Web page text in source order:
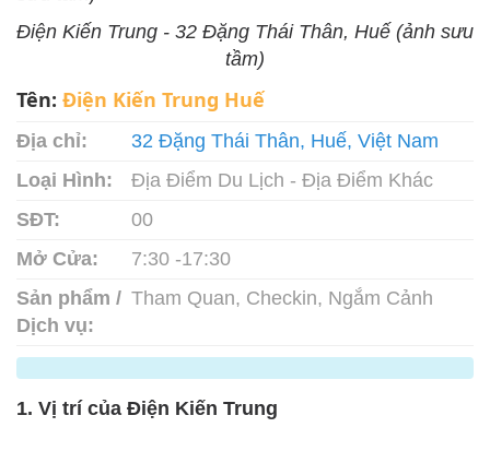
Điện Kiến Trung - 32 Đặng Thái Thân, Huế (ảnh sưu
tầm)
Tên: Điện Kiến Trung Huế
Địa chỉ:
32 Đặng Thái Thân, Huế, Việt Nam
Loại Hình:
Địa Điểm Du Lịch - Địa Điểm Khác
SĐT:
00
Mở Cửa:
7:30 -17:30
Sản phẩm /
Dịch vụ:
Tham Quan, Checkin, Ngắm Cảnh
1. Vị trí của Điện Kiến Trung